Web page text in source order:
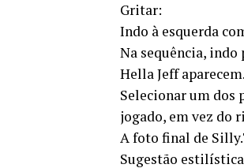
Gritar:
Indo à esquerda
Na sequência, indo
Hella Jeff aparecem.
Selecionar um dos
jogado, em vez do
A foto final de
Sugestão